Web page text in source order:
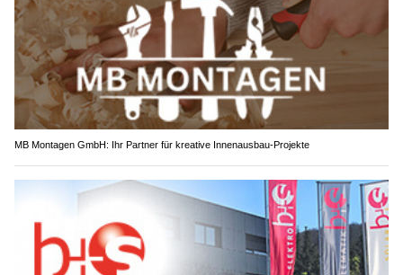
MB Montagen GmbH: Ihr Partner für kreative Innenausbau-Projekte